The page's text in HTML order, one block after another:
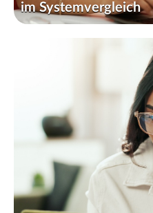
im Systemvergleich